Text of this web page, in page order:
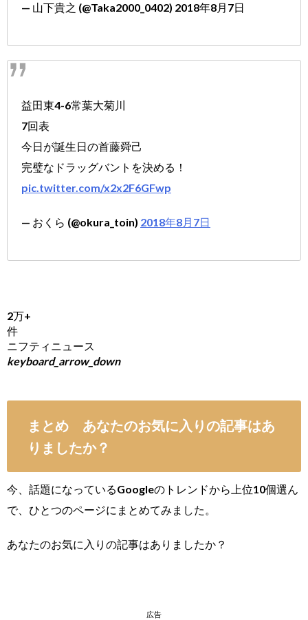
— 山下貴之 (@Taka2000_0402) 2018年8月7日
益田東4-6常葉大菊川
7回表
今日が誕生日の首藤舜己
完璧なドラッグバントを決める！
pic.twitter.com/x2x2F6GFwp
— おくら (@okura_toin) 2018年8月7日
2万+
件
ニフティニュース
keyboard_arrow_down
まとめ あなたのお気に入りの記事はあ
りましたか？
今、話題になっているGoogleのトレンドから上位10個選ん
で、ひとつのページにまとめてみました。
あなたのお気に入りの記事はありましたか？
広告